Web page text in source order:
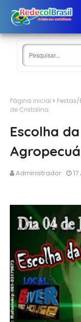
Página inicial Festas/
de Cristalina
Escolha
Administrador